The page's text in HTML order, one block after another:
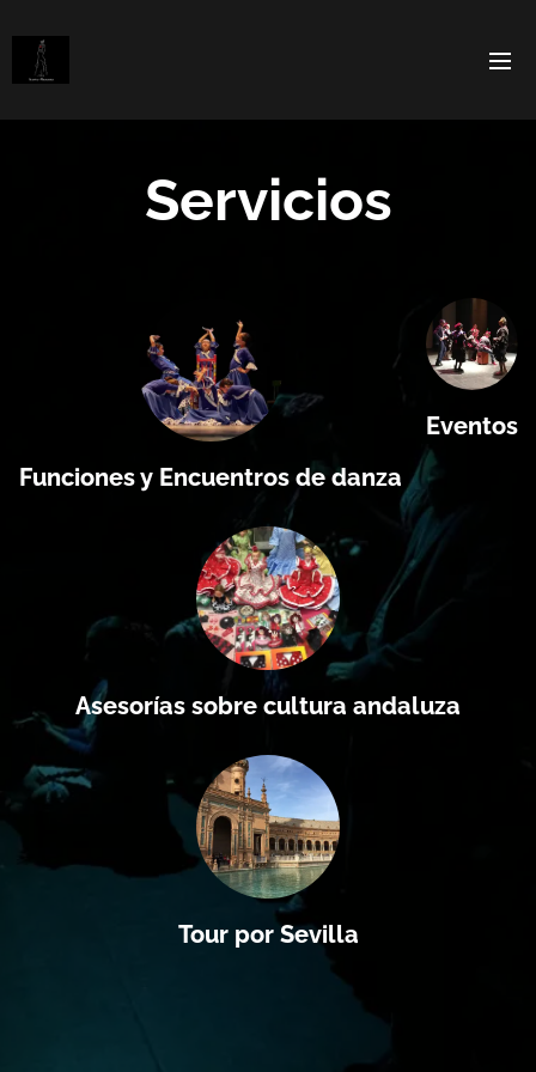
Servicios
Funciones y Encuentros de danza
Eventos
Asesorías sobre cultura andaluza
Tour por Sevilla